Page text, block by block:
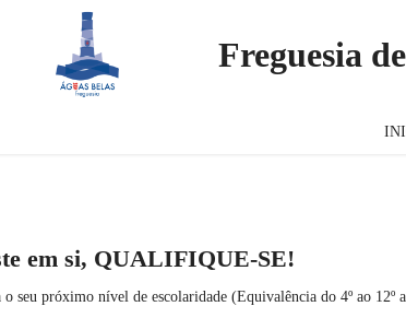
Freguesia
em si, QUALIFIQUE-SE!
o seu próximo nível de escolaridade (Equivalência do 4º ao 12º